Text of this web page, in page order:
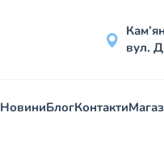
вул.
НовиниБлогКонтакти